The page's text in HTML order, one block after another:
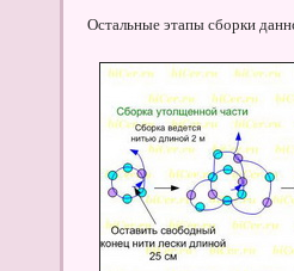
Остальные этапы сборки